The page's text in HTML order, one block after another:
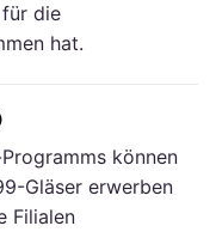
die
hat.
können
Gläser erwerben
Filialen